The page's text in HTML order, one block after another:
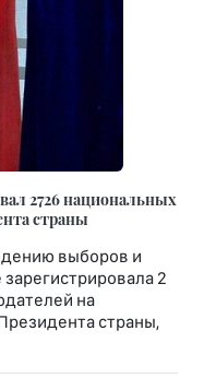
2726 национальных
страны
выборов и
2
на
страны,